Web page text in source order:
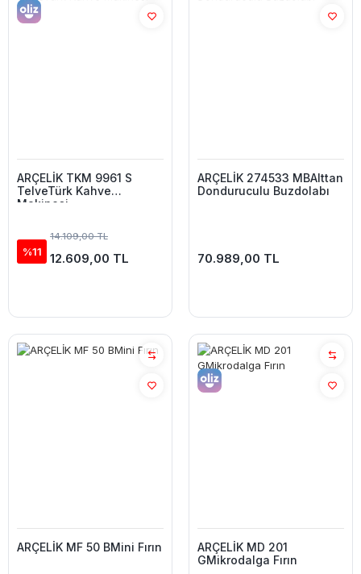
ARÇELİK TKM 9961 S
TelveTürk Kahve
Makinesi
%11
14.109,00 TL
12.609,00 TL
ARÇELİK 274533 MBAlttan
Donduruculu Buzdolabı
70.989,00 TL
ARÇELİK MF 50 BMini Fırın
ARÇELİK MD 201
GMikrodalga Fırın